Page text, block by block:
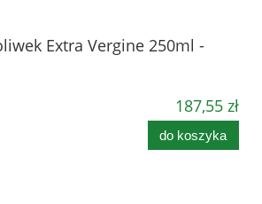
Extra Vergine 250ml -
187,55 zł
do koszyka